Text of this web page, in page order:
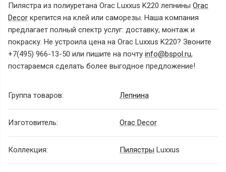
Пилястра из полиуретана Orac Luxxus K220 лепнины Orac
Decor крепится на клей или саморезы. Наша компания
предлагает полный спектр услуг: доставку, монтаж и
покраску. Не устроила цена на Orac Luxxus K220? Звоните
+7(495) 966-13-50 или пишите на почту info@bspol.ru,
постараемся сделать более выгодное предложение!
Группа товаров: Лепнина
Изготовитель: Orac Decor
Коллекция: Пилястры Luxxus